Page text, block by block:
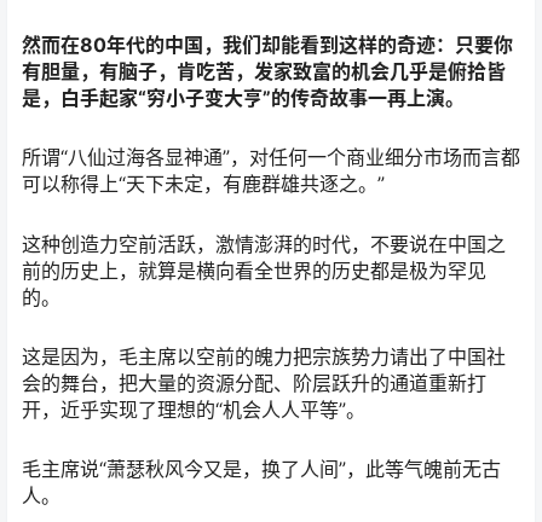
然而在80年代的中国，我们却能看到这样的奇迹：只要你
有胆量，有脑子，肯吃苦，发家致富的机会几乎是俯拾皆
是，白手起家“穷小子变大亨”的传奇故事一再上演。
所谓“八仙过海各显神通”，对任何一个商业细分市场而言都
可以称得上“天下未定，有鹿群雄共逐之。”
这种创造力空前活跃，激情澎湃的时代，不要说在中国之
前的历史上，就算是横向看全世界的历史都是极为罕见
的。
这是因为，毛主席以空前的魄力把宗族势力请出了中国社
会的舞台，把大量的资源分配、阶层跃升的通道重新打
开，近乎实现了理想的“机会人人平等”。
毛主席说“萧瑟秋风今又是，换了人间”，此等气魄前无古
人。